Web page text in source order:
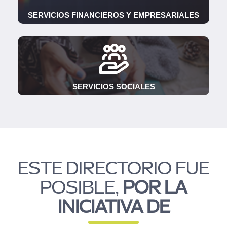
SERVICIOS FINANCIEROS Y EMPRESARIALES
SERVICIOS SOCIALES
ESTE DIRECTORIO FUE
POSIBLE, POR LA
INICIATIVA DE